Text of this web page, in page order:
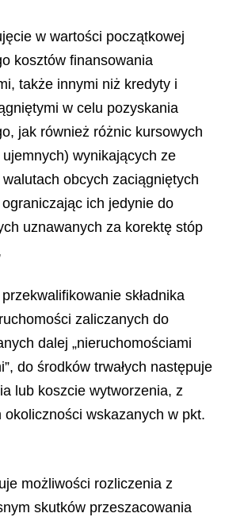
w wartości początkowej
kosztów finansowania
także innymi niż kredyty i
w celu pozyskania
jak również różnic kursowych
wynikających ze
obcych zaciągniętych
ich jedynie do
uznawanych za korektę stóp
składnika
zaliczanych do
dalej „nieruchomościami
do środków trwałych następuje
lub koszcie wytworzenia, z
okoliczności wskazanych w pkt.
możliwości rozliczenia z
skutków przeszacowania